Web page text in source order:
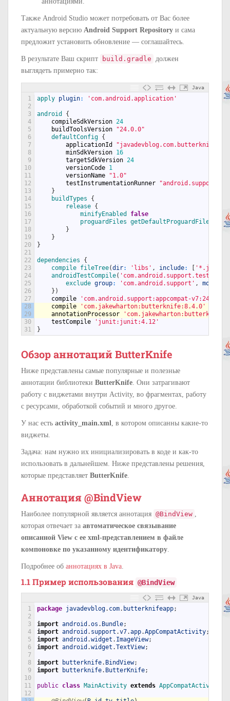
Также Android Studio может потребовать от Вас более
актуальную версию Android Support Repository и сама
предложит установить обновление — соглашайтесь.
В результате Ваш скрипт build.gradle
должен
выглядеть примерно так:
Java
1
2
3
4
5
6
7
8
9
10
11
12
13
14
15
16
17
18
19
20
21
22
23
24
25
26
27
28
29
30
31
apply plugin: 'com.android.application'
android
{
compileSdkVersion 24
buildToolsVersion
"24.0.0"
defaultConfig {
applicationId
minSdkVersion 16
targetSdkVersion 24
versionCode 1
versionName
"1.0"
testInstrumentationRunner
}
buildTypes
{
release {
minifyEnabled false
proguardFiles getDefaultProguardFile
}
}
}
dependencies
{
compile fileTree(dir: 'libs' , include: [ '*.jar'
androidTestCompile(
exclude group: 'com.android.support' , module
} )
compile
'com.android.support:appcompat-v7:24.0.0'
compile
'com.jakewharton:butterknife:8.4.0'
annotationProcessor
testCompile
'junit:junit:4.12'
}
Обзор аннотаций ButterKnife
Ниже представлены самые популярные и полезные
аннотации библиотеки ButterKnife . Они затрагивают
работу с виджетами внутри Activity, во фрагментах, работу
с ресурсами, обработкой событий и много другое.
У нас есть activity_main.xml
, в котором описанны какие-то
виджеты.
Задача: нам нужно их инициализировать в коде и как-то
использовать в дальнейшем. Ниже представлены решения,
которые представляет ButterKnife
Аннотация @BindView
Наиболее популярной является аннотация @BindView
которая отвечает за автоматическое связывание
описанной View с ее xml-представлением в файле
компоновке по указанному идентификатору
Подробнее об аннотациях в Java
1.1 Пример использования @BindView
Java
1
2
3
4
5
6
7
8
9
10
11
12
package javadevblog. com. butterknifeapp;
import android .os . Bundle;
import android . support .v7.app.AppCompatActivity;
import android .widget . ImageView;
import android .widget .TextView;
import butterknife. BindView;
import
butterknife. ButterKnife;
public class MainActivity extends AppCompatActivity